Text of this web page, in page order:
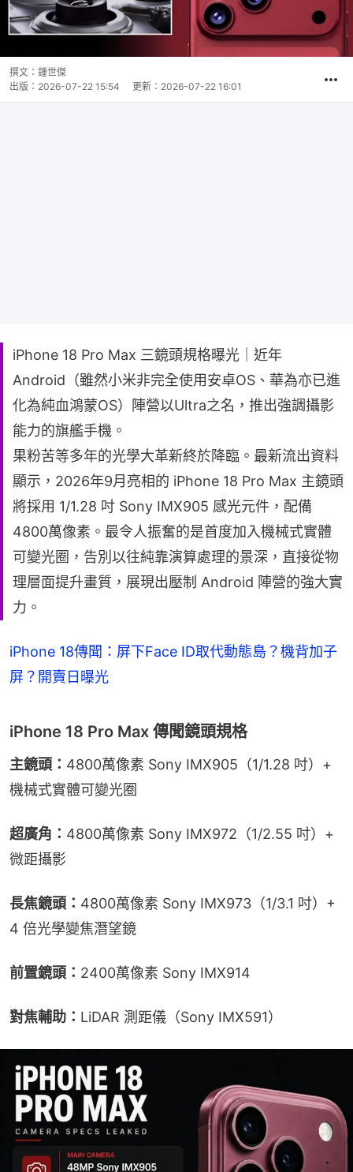
撰文： 鍾世傑
出版： 2026-07-22 15:54 更新： 2026-07-22 16:01
iPhone 18 Pro Max 三鏡頭規格曝光｜近年
Android（雖然小米非完全使用安卓OS、華為亦已進
化為純血鴻蒙OS）陣營以Ultra之名，推出強調攝影
能力的旗艦手機。
果粉苦等多年的光學大革新終於降臨。最新流出資料
顯示，2026年9月亮相的 iPhone 18 Pro Max 主鏡頭
將採用 1/1.28 吋 Sony IMX905 感光元件，配備
4800萬像素。最令人振奮的是首度加入機械式實體
可變光圈，告別以往純靠演算處理的景深，直接從物
理層面提升畫質，展現出壓制 Android 陣營的強大實
力。
iPhone 18傳聞：屏下Face ID取代動態島？機背加子
屏？開賣日曝光
iPhone 18 Pro Max 傳聞鏡頭規格
主鏡頭： 4800萬像素 Sony IMX905（1/1.28 吋）+
機械式實體可變光圈
超廣角： 4800萬像素 Sony IMX972（1/2.55 吋）+
微距攝影
長焦鏡頭： 4800萬像素 Sony IMX973（1/3.1 吋）+
4 倍光學變焦潛望鏡
前置鏡頭： 2400萬像素 Sony IMX914
對焦輔助： LiDAR 測距儀（Sony IMX591）